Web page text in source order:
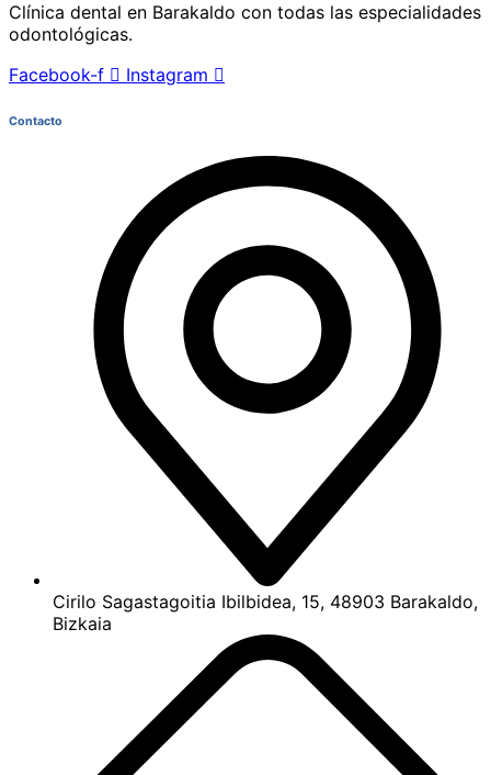
Clínica dental en Barakaldo con todas las especialidades
odontológicas.
Facebook-f
Instagram
Contacto
Cirilo Sagastagoitia Ibilbidea, 15, 48903 Barakaldo,
Bizkaia